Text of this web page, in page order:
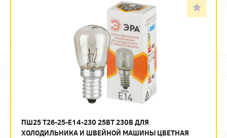
ПШ25 T26-25-E14-230 25ВТ 230В ДЛЯ
ХОЛОДИЛЬНИКА И ШВЕЙНОЙ МАШИНЫ ЦВЕТНАЯ